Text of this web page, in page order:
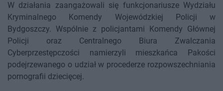
W działania zaangażowali się funkcjonariusze Wydziału
Kryminalnego Komendy Wojewódzkiej Policji w
Bydgoszczy. Wspólnie z policjantami Komendy Głównej
Policji oraz Centralnego Biura Zwalczania
Cyberprzestępczości namierzyli mieszkańca Pakości
podejrzewanego o udział w procederze rozpowszechniania
pornografii dziecięcej.